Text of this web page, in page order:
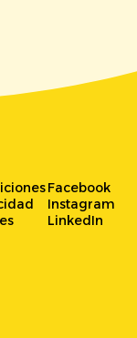
Facebook
Instagram
LinkedIn